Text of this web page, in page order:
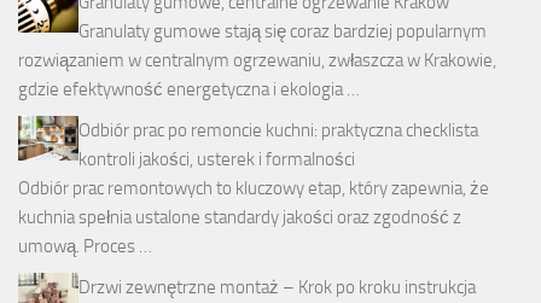
Granulaty gumowe stają się coraz bardziej popularnym
rozwiązaniem w centralnym ogrzewaniu, zwłaszcza w Krakowie,
gdzie efektywność energetyczna i ekologia …
Odbiór prac po remoncie kuchni: praktyczna checklista
kontroli jakości, usterek i formalności
Odbiór prac remontowych to kluczowy etap, który zapewnia, że
kuchnia spełnia ustalone standardy jakości oraz zgodność z
umową. Proces …
Drzwi zewnętrzne montaż – Krok po kroku instrukcja